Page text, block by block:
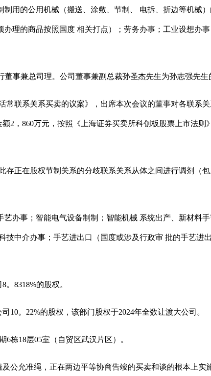
的公用机械（搬送、涂敷、节制、 电拆、折边等机械
理的商品按照国度 相关打点）；劳务办事；工业设想办
兼总司理。公司董事兼副总裁孙圣杰先生为孙志强先生
联系关系买卖的议案》，出席本次会议的董事对各联系
，860万元，按照《上海证券买卖所科创板股票上市法则
在股权节制关系的分歧联系关系从体之间进行调剂（
事；智能电气设备制制；智能机械 系统出产、新材料
中介办事；手艺进出口（国度或涉及行政审 批的手艺进
8318%的股权。
。22%的股权，该部门股权于2024年全数让渡大公司。
栋18层05室（自贸区武汉片区）。
允准绳，正在两边平等协商告竣的买卖和谈的根本上实